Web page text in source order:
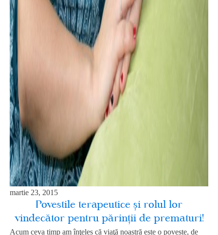
martie 23, 2015
Povestile terapeutice şi rolul lor
vindecător pentru părinţii de prematuri!
Acum ceva timp am înţeles că viaţă noastră este o poveste, de